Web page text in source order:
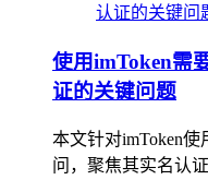
使用imToken需
证的关键问题
本文针对imToken
问，聚焦其实名认